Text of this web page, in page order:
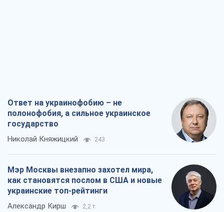
Ответ на украинофобию – не
полонофобия, а сильное украинское
государство
Николай Княжицкий 243
Мэр Москвы внезапно захотел мира,
как становятся послом в США и новые
украинские топ-рейтинги
Александр Кирш 2,2 т.